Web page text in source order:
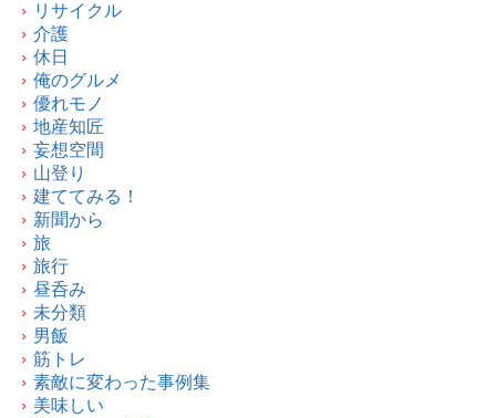
リサイクル
介護
休日
俺のグルメ
優れモノ
地産知匠
妄想空間
山登り
建ててみる！
新聞から
旅
旅行
昼呑み
未分類
男飯
筋トレ
素敵に変わった事例集
美味しい